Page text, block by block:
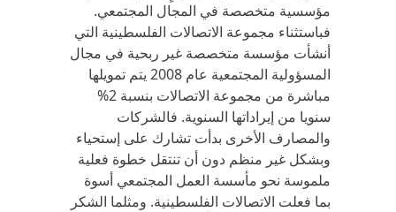
مؤسسية متخصصة في المجال المجتمعي.
فباستثناء مجموعة الاتصالات الفلسطينية التي
أنشأت مؤسسة متخصصة غير ربحية في مجال
المسؤولية المجتمعية عام 2008 يتم تمويلها
مباشرة من مجموعة الاتصالات بنسبة 2%
سنويا من إيراداتها السنوية. فالشركات
والمصارف الأخرى بدأت تشارك على إستحياء
وبشكل غير منظم دون أن تنتقل خطوة فعلية
ملموسة نحو مأسسة العمل المجتمعي أسوة
بما فعلت الاتصالات الفلسطينية. ومثلما الشكر